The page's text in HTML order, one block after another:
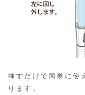
挿すだけで簡単に使
ります。